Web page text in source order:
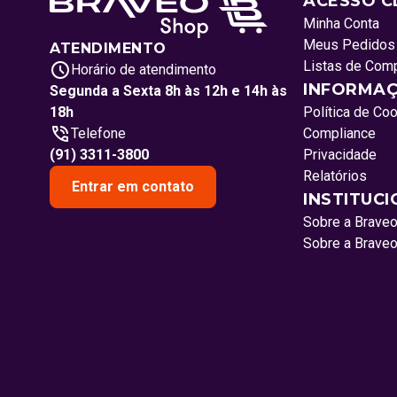
ATENDIMENTO
Horário de atendimento
Segunda a Sexta 8h às 12h e 14h às
18h
Telefone
(91) 3311-3800
Entrar em contato
Minha Conta
Meus Pedidos
Listas de
Política de
Compliance
Privacidade
Relatórios
Sobre a
Sobre a